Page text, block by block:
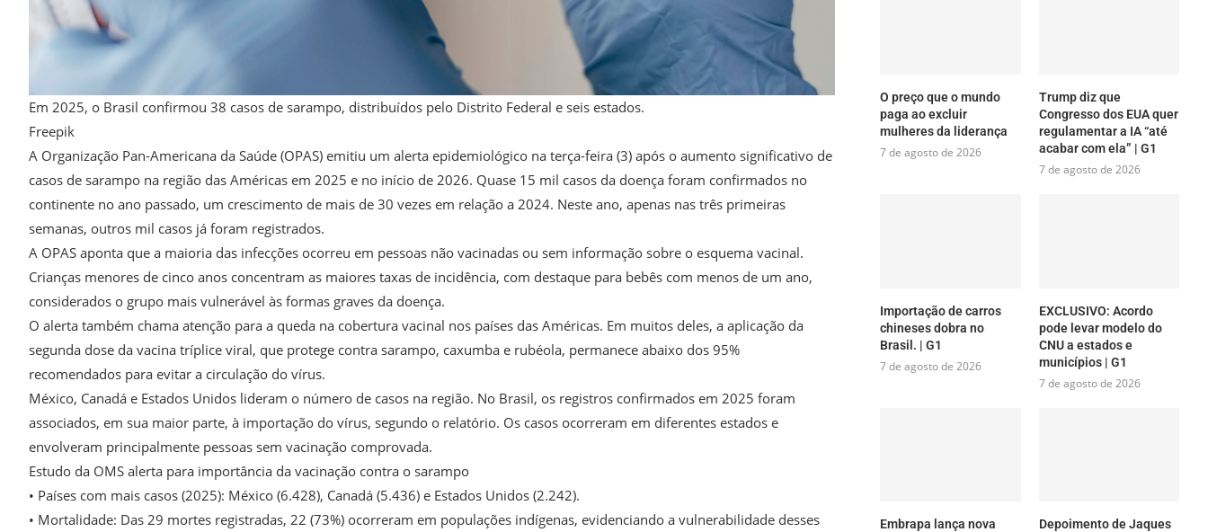
Em 2025, o Brasil confirmou 38 casos de sarampo, distribuídos pelo Distrito Federal e seis estados.
Freepik
A Organização Pan-Americana da Saúde (OPAS) emitiu um alerta epidemiológico na terça-feira (3) após o aumento significativo de
casos de sarampo na região das Américas em 2025 e no início de 2026. Quase 15 mil casos da doença foram confirmados no
continente no ano passado, um crescimento de mais de 30 vezes em relação a 2024. Neste ano, apenas nas três primeiras
semanas, outros mil casos já foram registrados.
A OPAS aponta que a maioria das infecções ocorreu em pessoas não vacinadas ou sem informação sobre o esquema vacinal.
Crianças menores de cinco anos concentram as maiores taxas de incidência, com destaque para bebês com menos de um ano,
considerados o grupo mais vulnerável às formas graves da doença.
O alerta também chama atenção para a queda na cobertura vacinal nos países das Américas. Em muitos deles, a aplicação da
segunda dose da vacina tríplice viral, que protege contra sarampo, caxumba e rubéola, permanece abaixo dos 95%
recomendados para evitar a circulação do vírus.
México, Canadá e Estados Unidos lideram o número de casos na região. No Brasil, os registros confirmados em 2025 foram
associados, em sua maior parte, à importação do vírus, segundo o relatório. Os casos ocorreram em diferentes estados e
envolveram principalmente pessoas sem vacinação comprovada.
Estudo da OMS alerta para importância da vacinação contra o sarampo
• Países com mais casos (2025): México (6.428), Canadá (5.436) e Estados Unidos (2.242).
• Mortalidade: Das 29 mortes registradas, 22 (73%) ocorreram em populações indígenas, evidenciando a vulnerabilidade desses
O preço que o mundo
paga ao excluir
mulheres da liderança
7 de agosto de 2026
Trump diz que
Congresso dos EUA quer
regulamentar a IA “até
acabar com ela” | G1
7 de agosto de 2026
Importação de carros
chineses dobra no
Brasil. | G1
7 de agosto de 2026
EXCLUSIVO: Acordo
pode levar modelo do
CNU a estados e
municípios | G1
7 de agosto de 2026
Embrapa lança nova
Depoimento de Jaques